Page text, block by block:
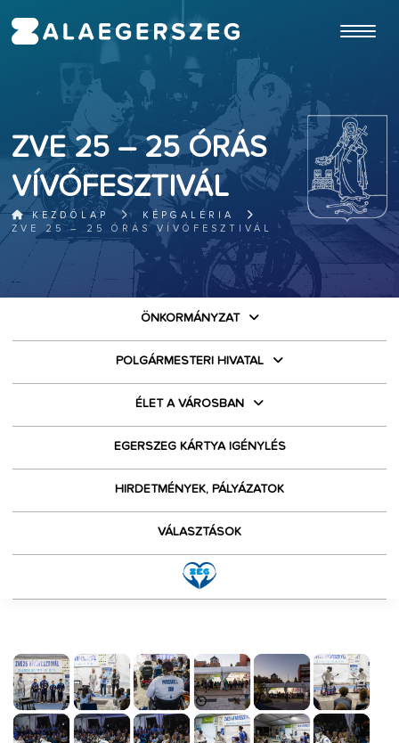
ZVE 25 – 25 ÓRÁS
VÍVÓFESZTIVÁL
KEZDŐLAP
KÉPGALÉRIA
ZVE 25 – 25 ÓRÁS VÍVÓFESZTIVÁL
ÖNKORMÁNYZAT
POLGÁRMESTERI HIVATAL
ÉLET A VÁROSBAN
EGERSZEG KÁRTYA IGÉNYLÉS
HIRDETMÉNYEK, PÁLYÁZATOK
VÁLASZTÁSOK